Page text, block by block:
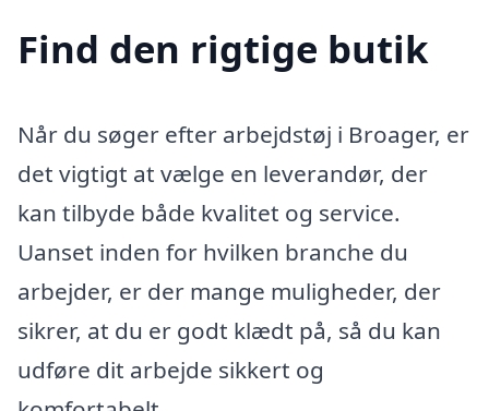
Find den rigtige butik
Når du søger efter arbejdstøj i Broager, er
det vigtigt at vælge en leverandør, der
kan tilbyde både kvalitet og service.
Uanset inden for hvilken branche du
arbejder, er der mange muligheder, der
sikrer, at du er godt klædt på, så du kan
udføre dit arbejde sikkert og